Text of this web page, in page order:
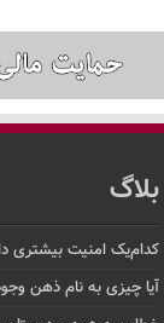
بلاگ
کدام‌یک امنیت بیشتری
آیا چیزی به نام ذهن